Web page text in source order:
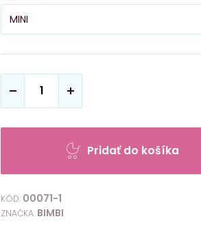
Pridať do košíka
KÓD: 00071-1
ZNAČKA: BIMBI